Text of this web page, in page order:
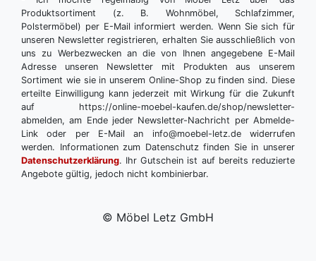
Produktsortiment (z. B. Wohnmöbel, Schlafzimmer,
Polstermöbel) per E-Mail informiert werden. Wenn Sie sich für
unseren Newsletter registrieren, erhalten Sie ausschließlich von
uns zu Werbezwecken an die von Ihnen angegebene E-Mail
Adresse unseren Newsletter mit Produkten aus unserem
Sortiment wie sie in unserem Online-Shop zu finden sind. Diese
erteilte Einwilligung kann jederzeit mit Wirkung für die Zukunft
auf https://online-moebel-kaufen.de/shop/newsletter-
abmelden, am Ende jeder Newsletter-Nachricht per Abmelde-
Link oder per E-Mail an info@moebel-letz.de widerrufen
werden. Informationen zum Datenschutz finden Sie in unserer
Datenschutzerklärung. Ihr Gutschein ist auf bereits reduzierte
Angebote gültig, jedoch nicht kombinierbar.
© Möbel Letz GmbH